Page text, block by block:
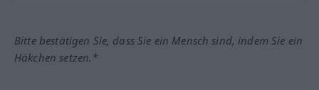
Bitte bestätigen Sie, dass Sie ein Mensch sind, indem Sie ein
Häkchen setzen.*